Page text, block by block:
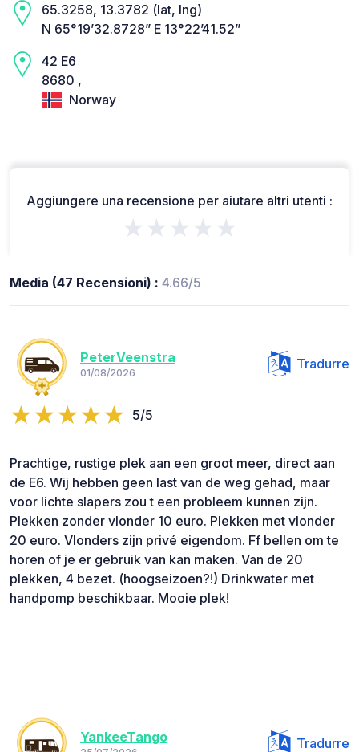
65.3258, 13.3782 (lat, lng)
N 65°19’32.8728” E 13°22’41.52”
42 E6
8680 ,
Norway
Aggiungere una recensione per aiutare altri utenti :
★★★★★
Media (47 Recensioni) : 4.66/5
PeterVeenstra
01/08/2026
Tradurre
5/5
Prachtige, rustige plek aan een groot meer, direct aan
de E6. Wij hebben geen last van de weg gehad, maar
voor lichte slapers zou t een probleem kunnen zijn.
Plekken zonder vlonder 10 euro. Plekken met vlonder
20 euro. Vlonders zijn privé eigendom. Ff bellen om te
horen of je er gebruik van kan maken. Van de 20
plekken, 4 bezet. (hoogseizoen?!) Drinkwater met
handpomp beschikbaar. Mooie plek!
YankeeTango Tradurre